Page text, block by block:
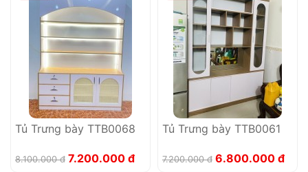
Tủ Trưng bày TTB0068
8.100.000 đ 7.200.000 đ
Tủ Trưng bày TTB0061
7.200.000 đ 6.800.000 đ